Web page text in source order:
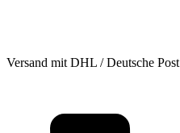
Versand mit DHL / Deutsche Post